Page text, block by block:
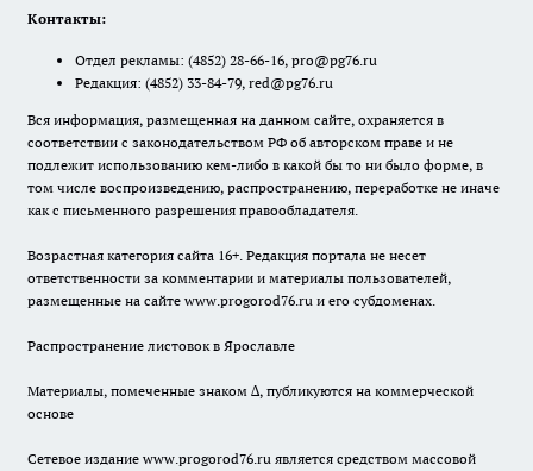
Контакты:
Отдел рекламы: (4852) 28-66-16, pro@pg76.ru
Редакция: (4852) 33-84-79, red@pg76.ru
Вся информация, размещенная на данном сайте, охраняется в
соответствии с законодательством РФ об авторском праве и не
подлежит использованию кем-либо в какой бы то ни было форме, в
том числе воспроизведению, распространению, переработке не иначе
как с письменного разрешения правообладателя.
Возрастная категория сайта 16+. Редакция портала не несет
ответственности за комментарии и материалы пользователей,
размещенные на сайте www.progorod76.ru и его субдоменах.
Распространение листовок в Ярославле
Материалы, помеченные знаком ∆, публикуются на коммерческой
основе
Сетевое издание www.progorod76.ru является средством массовой